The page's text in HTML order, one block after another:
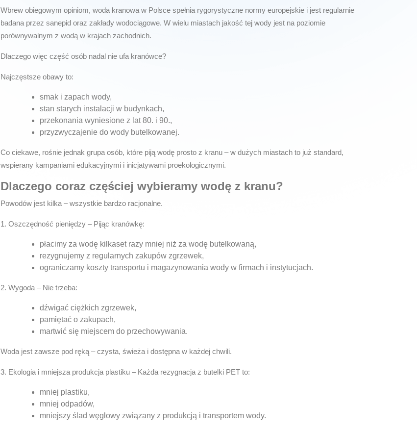
Wbrew obiegowym opiniom, woda kranowa w Polsce spełnia rygorystyczne normy europejskie i jest regularnie
badana przez sanepid oraz zakłady wodociągowe. W wielu miastach jakość tej wody jest na poziomie
porównywalnym z wodą w krajach zachodnich.
Dlaczego więc część osób nadal nie ufa kranówce?
Najczęstsze obawy to:
smak i zapach wody,
stan starych instalacji w budynkach,
przekonania wyniesione z lat 80. i 90.,
przyzwyczajenie do wody butelkowanej.
Co ciekawe, rośnie jednak grupa osób, które piją wodę prosto z kranu – w dużych miastach to już standard,
wspierany kampaniami edukacyjnymi i inicjatywami proekologicznymi.
Dlaczego coraz częściej wybieramy wodę z kranu?
Powodów jest kilka – wszystkie bardzo racjonalne.
1. Oszczędność pieniędzy – Pijąc kranówkę:
płacimy za wodę kilkaset razy mniej niż za wodę butelkowaną,
rezygnujemy z regularnych zakupów zgrzewek,
ograniczamy koszty transportu i magazynowania wody w firmach i instytucjach.
2. Wygoda – Nie trzeba:
dźwigać ciężkich zgrzewek,
pamiętać o zakupach,
martwić się miejscem do przechowywania.
Woda jest zawsze pod ręką – czysta, świeża i dostępna w każdej chwili.
3. Ekologia i mniejsza produkcja plastiku – Każda rezygnacja z butelki PET to:
mniej plastiku,
mniej odpadów,
mniejszy ślad węglowy związany z produkcją i transportem wody.